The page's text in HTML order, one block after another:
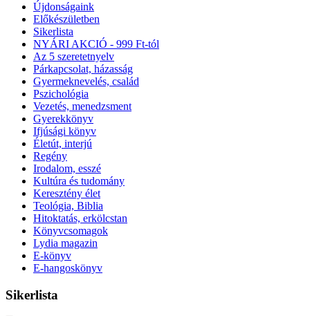
Újdonságaink
Előkészületben
Sikerlista
NYÁRI AKCIÓ - 999 Ft-tól
Az 5 szeretetnyelv
Párkapcsolat, házasság
Gyermeknevelés, család
Pszichológia
Vezetés, menedzsment
Gyerekkönyv
Ifjúsági könyv
Életút, interjú
Regény
Irodalom, esszé
Kultúra és tudomány
Keresztény élet
Teológia, Biblia
Hitoktatás, erkölcstan
Könyvcsomagok
Lydia magazin
E-könyv
E-hangoskönyv
Sikerlista